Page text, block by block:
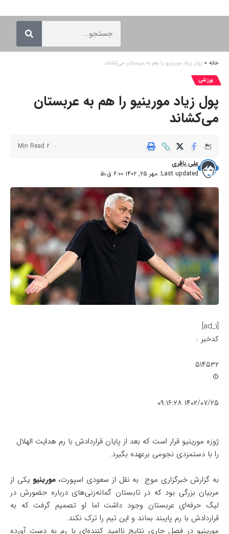
خانه » پول زیاد مورینیو را هم به عربستان می‌کشاند
ورزشی
پول زیاد مورینیو را هم به عربستان
می‌کشاند
Last updated: مهر ۲۵, ۱۴۰۲ ۶:۰۰ ق٫ظ
علی باقری
2 Min Read
[ad_1]
کدخبر :
۵۱۴۵۳۲
۱۴۰۲/۰۷/۲۵ ۰۹:۱۶:۲۸
ژوزه مورینیو قرار است که بعد از پایان قراردادش با رم هدایت الهلال
را با دستمزدی نجومی برعهده بگیرد.
به گزارش خبرگزاری موج به نقل از سعودی اسپورت،مورینیو یکی از
مربیان بزرگی بود که در تابستان گمانه‌زنی‌های درباره حضورش در
لیگ حرفه‌ای عربستان وجود داشت اما او تصمیم گرفت که به
قراردادش با رم پایبند بماند و این تیم را ترک نکند.
مورینیو در فصل جاری نتایج ناامید کننده‌ای با رم به دست آورده